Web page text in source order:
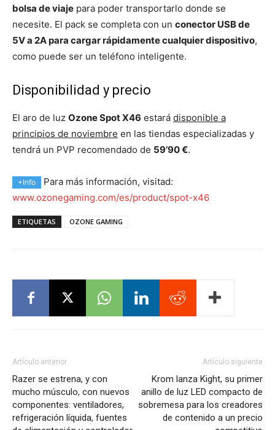
bolsa de viaje para poder transportarlo donde se
necesite. El pack se completa con un conector USB de
5V a 2A para cargar rápidamente cualquier dispositivo,
como puede ser un teléfono inteligente.
Disponibilidad y precio
El aro de luz Ozone Spot X46 estará disponible a
principios de noviembre en las tiendas especializadas y
tendrá un PVP recomendado de 59’90 €.
+Info
Para más información, visitad:
www.ozonegaming.com/es/product/spot-x46
ETIQUETAS OZONE GAMING
Artículo anterior
Razer se estrena, y con
mucho músculo, con nuevos
componentes: ventiladores,
refrigeración líquida, fuentes
Artículo siguiente
Krom lanza Kight, su primer
anillo de luz LED compacto de
sobremesa para los creadores
de contenido a un precio